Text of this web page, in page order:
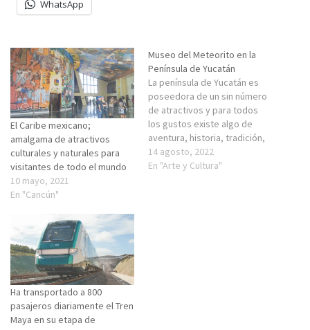
WhatsApp
El Caribe mexicano;
amalgama de atractivos
culturales y naturales para
visitantes de todo el mundo
10 mayo, 2021
En "Cancún"
Museo del Meteorito en la
Península de Yucatán
La península de Yucatán es
poseedora de un sin número
de atractivos y para todos
los gustos existe algo de
aventura, historia, tradición,
leyendas y hasta misticismo.
Pero debido a la importancia
14 agosto, 2022
En "Arte y Cultura"
Ha transportado a 800
pasajeros diariamente el Tren
Maya en su etapa de